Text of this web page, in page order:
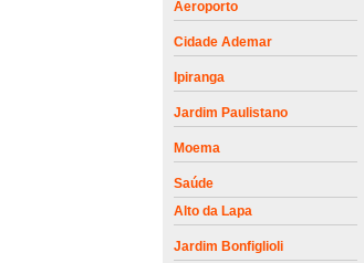
Aeroporto
Cidade Ademar
Ipiranga
Jardim Paulistano
Moema
Saúde
Alto da Lapa
Jardim Bonfiglioli